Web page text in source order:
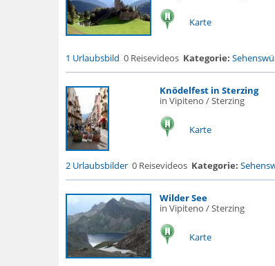
Karte
1 Urlaubsbild 0 Reisevideos Kategorie:
Knödelfest in Sterzing
in Vipiteno / Sterzing
Karte
2 Urlaubsbilder 0 Reisevideos Kategorie:
Wilder See
in Vipiteno / Sterzing
Karte